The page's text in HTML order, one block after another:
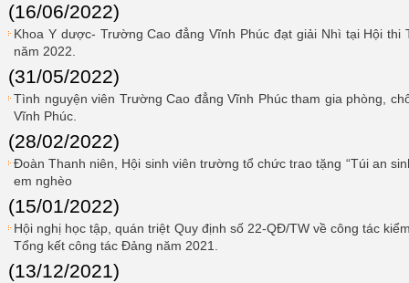
(16/06/2022)
Khoa Y dược- Trường Cao đẳng Vĩnh Phúc đạt giải Nhì tại Hội
năm 2022.
(31/05/2022)
Tình nguyện viên Trường Cao đẳng Vĩnh Phúc tham gia phòng,
Vĩnh Phúc.
(28/02/2022)
Đoàn Thanh niên, Hội sinh viên trường tổ chức trao tặng “Túi an
em nghèo
(15/01/2022)
Hội nghị học tập, quán triệt Quy định số 22-QĐ/TW về công tác
Tổng kết công tác Đảng năm 2021.
(13/12/2021)